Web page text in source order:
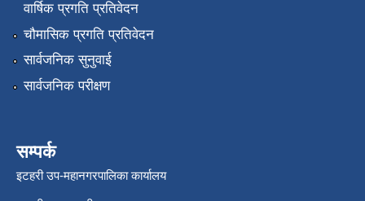
वार्षिक प्रगति प्रतिवेदन
चौमासिक प्रगति प्रतिवेदन
सार्वजनिक सुनुवाई
सार्वजनिक परीक्षण
सम्पर्क
इटहरी उप-महानगरपालिका कार्यालय